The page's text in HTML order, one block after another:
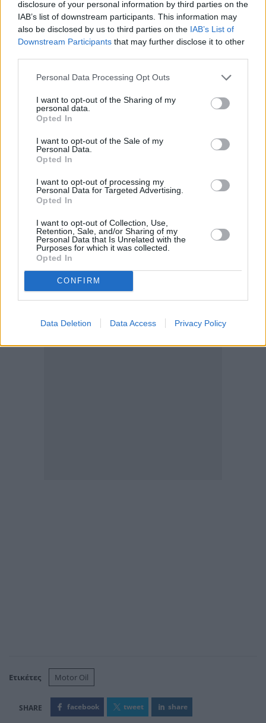
disclosure of your personal information by third parties on the
IAB’s list of downstream participants. This information may
also be disclosed by us to third parties on the IAB’s List of
Downstream Participants that may further disclose it to other
Personal Data Processing Opt Outs
I want to opt-out of the Sharing of my
personal data.
Opted In
I want to opt-out of the Sale of my
Personal Data.
Opted In
I want to opt-out of processing my
Personal Data for Targeted Advertising.
Opted In
I want to opt-out of Collection, Use,
Retention, Sale, and/or Sharing of my
Personal Data that Is Unrelated with the
Purposes for which it was collected.
Opted In
CONFIRM
Data Deletion Data Access Privacy Policy
Οι δύο όμιλοι υπογραμμίζουν ότι η συνεργασία
αντανακλά κοινή δέσμευση για την ενίσχυση της
ενεργειακής ασφάλειας της Ευρώπης και για
επενδύσεις σε κρίσιμες ενεργειακές υποδομές που
θα στηρίξουν έναν πιο αξιόπιστο και
Ετικέτες Motor Oil
facebook tweet share